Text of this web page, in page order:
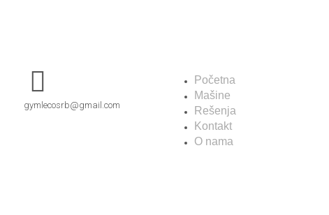
gymlecosrb@gmail.com
Početna
Mašine
Rešenja
Kontakt
O nama